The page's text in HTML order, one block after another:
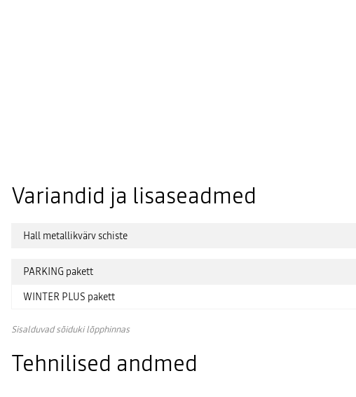
Variandid ja lisaseadmed
Hall metallikvärv schiste
PARKING pakett
WINTER PLUS pakett
Sisalduvad sõiduki lõpphinnas
Tehnilised andmed